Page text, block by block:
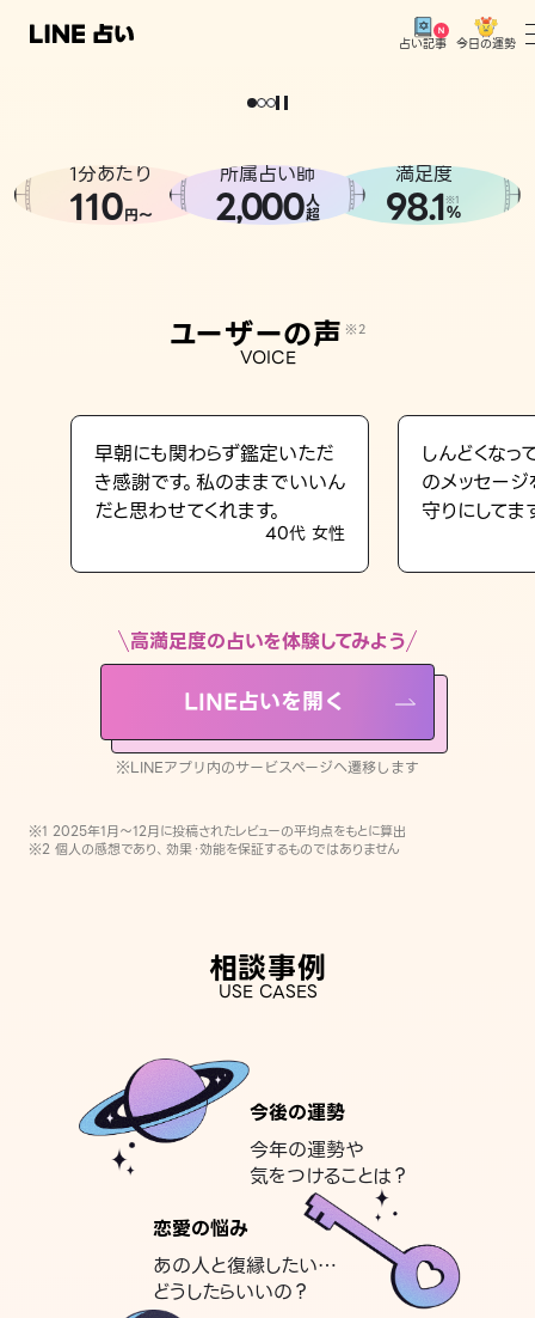
占い記事 今日の運勢
相談事例
LINE占いを開く
※LINEアプリ内のサービスページへ遷移します
どうせなら
。
1分あたり
110円〜
所属占い師
2,000人
超
満足度
98.1※1
%
ユーザーの声 ※2
VOICE
早朝にも関わらず鑑定いただ
き感謝です。私のままでいいん
だと思わせてくれます。
40代 女性
しんどくなっ
のメッセー
守りにしてま
高満足度の占いを体験してみよう
LINE占いを開く
※LINEアプリ内のサービスページへ遷移します
※1 2025年1月〜12月に投稿されたレビューの平均点をもとに算出
※2 個人の感想であり、効果・効能を保証するものではありません
相談事例
USE CASES
今後の運勢
今年の運勢や
気をつけることは？
恋愛の悩み
あの人と復縁したい…
どうしたらいいの？